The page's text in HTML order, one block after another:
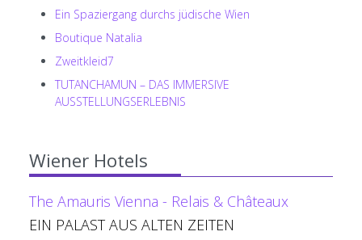
Ein Spaziergang durchs jüdische Wien
Boutique Natalia
Zweitkleid7
TUTANCHAMUN – DAS IMMERSIVE
AUSSTELLUNGSERLEBNIS
Wiener Hotels
The Amauris Vienna - Relais & Châteaux
EIN PALAST AUS ALTEN ZEITEN